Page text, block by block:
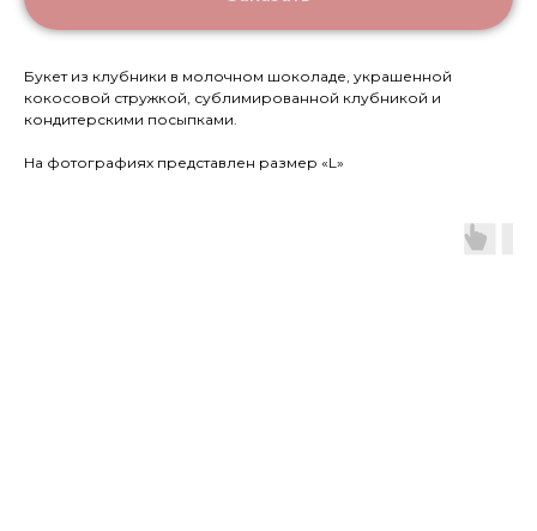
Букет из клубники в молочном шоколаде, украшенной
кокосовой стружкой, сублимированной клубникой и
кондитерскими посыпками.
На фотографиях представлен размер «L»